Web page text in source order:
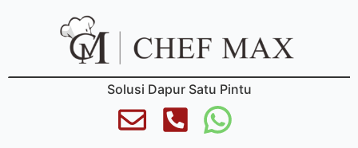
Solusi Dapur Satu Pintu